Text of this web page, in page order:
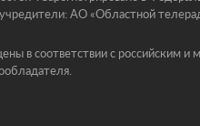
АО «Областной
в соответствии с российским